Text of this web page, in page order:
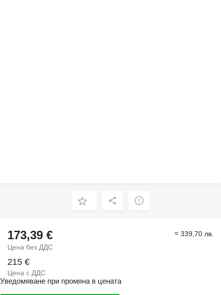
173,39 €
Цена без ДДС
≈ 339,70 лв.
215 €
Цена с ДДС
Уведомяване при промяна в цената